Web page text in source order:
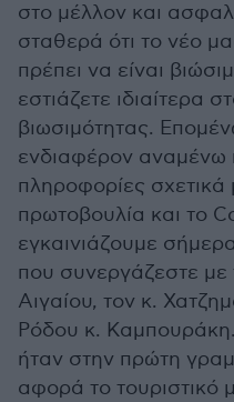
στο μέλλον και
σταθερά ότι το νέο
πρέπει να είναι
εστιάζετε ιδιαίτερα
βιωσιμότητας.
ενδιαφέρον αναμένω
πληροφορίες σχετικά
πρωτοβουλία και το
εγκαινιάζουμε
που συνεργάζεστε με
Αιγαίου, τον κ.
Ρόδου κ.
ήταν στην πρώτη
αφορά το τουριστικό